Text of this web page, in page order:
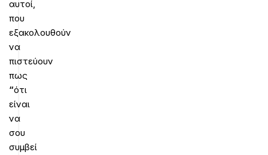
αυτοί,
που
εξακολουθούν
να
πιστεύουν
πως
“ότι
είναι
να
σου
συμβεί